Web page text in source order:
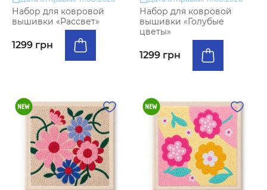
Набор для ковровой
вышивки «Рассвет»
1299 грн
Набор для ковровой
вышивки «Голубые
цветы»
1299 грн